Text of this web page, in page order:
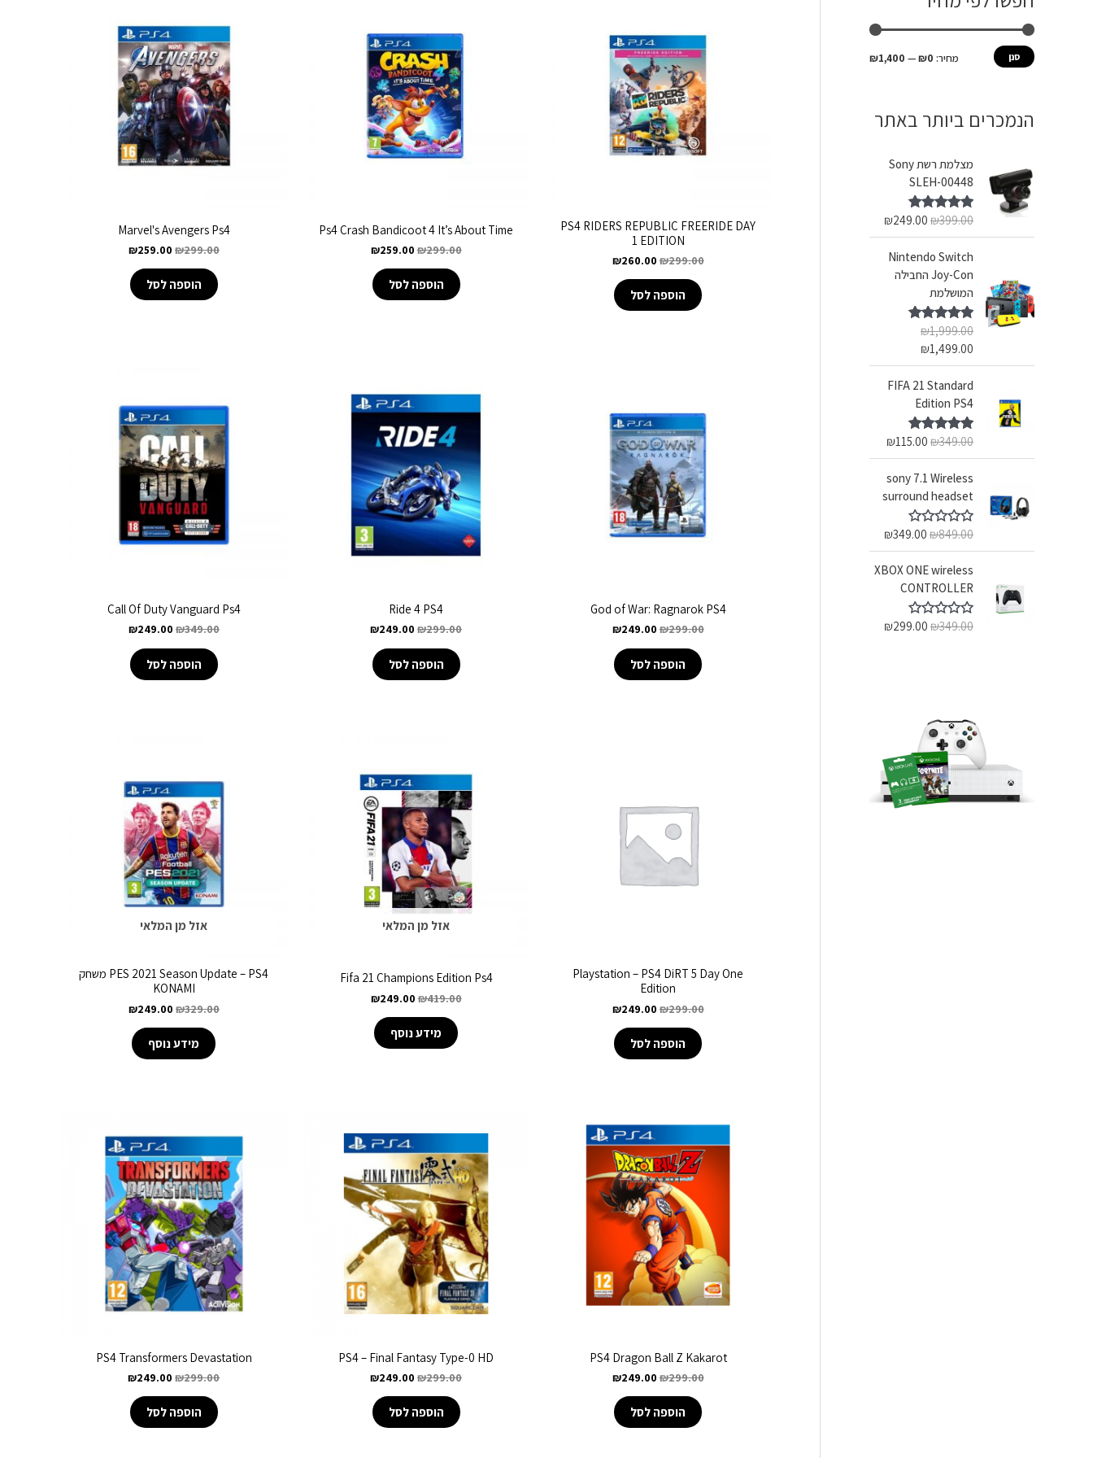
ר
סנן מחיר: ₪0
—
₪1,400
הנמכרים ביותר באתר
מצלמת רשת Sony
SLEH-00448
דורג5.00
₪399.00
₪249.00
Nintendo Switch
Joy-Con החבילה
המושלמת
דורג5.00
מתוך 5
₪1,999.00
₪1,499.00
FIFA 21 Standard
Edition PS4
דורג5.00
₪349.00
₪115.00
sony 7.1 Wireless
surround headset
ד
ג
0
מ
ת
ו
ך
₪849.00
₪349.00
XBOX ONE wireless
CONTROLLER
ד
ך
5
₪349.00
₪299.00
PS4 RIDERS REPUBLIC FREERIDE DAY
1 EDITION
₪299.00
₪260.00
הוספה לסל
Ps4 Crash Bandicoot 4 It’s About Time
₪299.00
₪259.00
הוספה לסל
Marvel's Avengers Ps4
₪299.00
₪259.00
הוספה לסל
God of War: Ragnarok PS4
₪299.00
₪249.00
הוספה לסל
Ride 4 PS4
₪299.00
₪249.00
הוספה לסל
Call Of Duty Vanguard Ps4
₪349.00
₪249.00
הוספה לסל
Playstation – PS4 DiRT 5 Day One
Edition
₪299.00
₪249.00
הוספה לסל
אזל מן המלאי
Fifa 21 Champions Edition Ps4
₪419.00
₪249.00
מידע נוסף
אזל מן המלאי
PES 2021 Season Update – PS4 משחק
KONAMI
₪329.00
₪249.00
מידע נוסף
PS4 Dragon Ball Z Kakarot
₪299.00
₪249.00
הוספה לסל
PS4 – Final Fantasy Type-0 HD
₪299.00
₪249.00
הוספה לסל
PS4 Transformers Devastation
₪299.00
₪249.00
הוספה לסל